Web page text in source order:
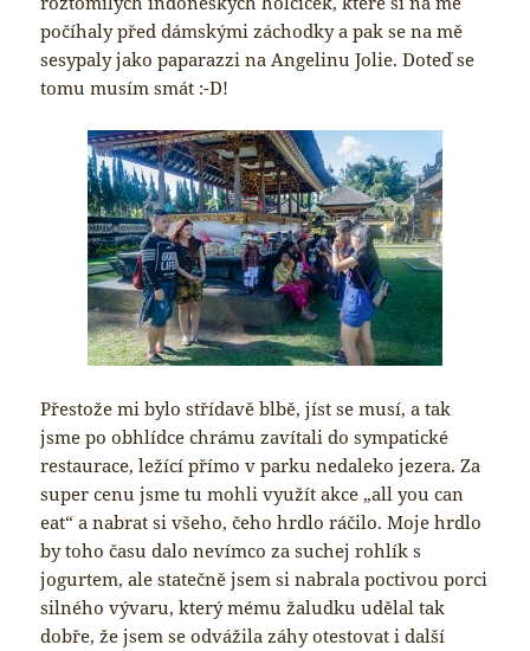
počíhaly před dámskými záchodky a pak se na mě
sesypaly jako paparazzi na Angelinu Jolie. Doteď se
tomu musím smát :-D!
Přestože mi bylo střídavě blbě, jíst se musí, a tak
jsme po obhlídce chrámu zavítali do sympatické
restaurace, ležící přímo v parku nedaleko jezera. Za
super cenu jsme tu mohli využít akce „all you can
eat“ a nabrat si všeho, čeho hrdlo ráčilo. Moje hrdlo
by toho času dalo nevímco za suchej rohlík s
jogurtem, ale statečně jsem si nabrala poctivou porci
silného vývaru, který mému žaludku udělal tak
dobře, že jsem se odvážila záhy otestovat i další